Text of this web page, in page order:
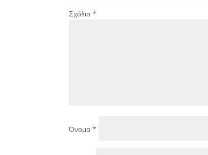
Σχόλιο*
Όνομα*